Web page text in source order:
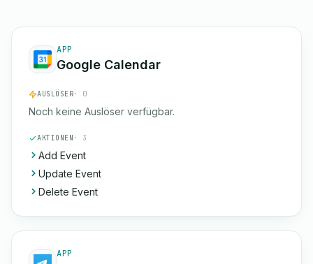
APP
Google Calendar
AUSLÖSER· 0
Noch keine Auslöser verfügbar.
AKTIONEN · 3
Add Event
Update Event
Delete Event
APP